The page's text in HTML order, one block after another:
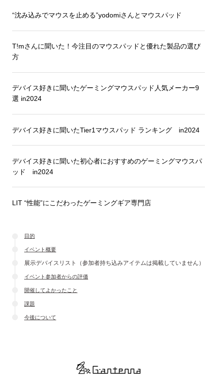
“沈み込みでマウスを止める”yodomiさんとマウスパッド
T!mさんに聞いた！今注目のマウスパッドと優れた製品の選び
方
デバイス好きに聞いたゲーミングマウスパッド人気メーカー9
選 in2024
デバイス好きに聞いたTier1マウスパッド ランキング in2024
デバイス好きに聞いた初心者におすすめのゲーミングマウスパ
ッド in2024
LIT “性能”にこだわったゲーミングギア専門店
目的
イベント概要
展示デバイスリスト（参加者持ち込みアイテムは掲載していません）
イベント参加者からの評価
開催してよかったこと
課題
今後について